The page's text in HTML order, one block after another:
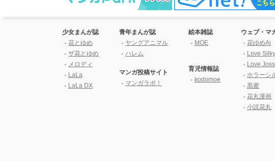
少女まんが誌
花とゆめ
ザ花とゆめ
メロディ
LaLa
LaLa DX
青年まんが誌
ヤングアニマル
ハレム
マンガ投稿サイト
マンガラボ！
絵本雑誌
MOE
育児情報誌
kodomoe
ウェブ・マ
花ゆめAi
Love Silky
Love
ホラーシ
黒蜜
花丸漫画
小説花丸